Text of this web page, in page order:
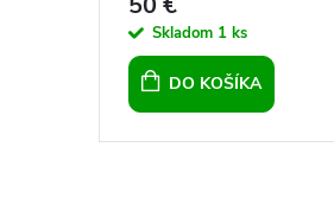
Skladom 1 ks
DO KOŠÍKA